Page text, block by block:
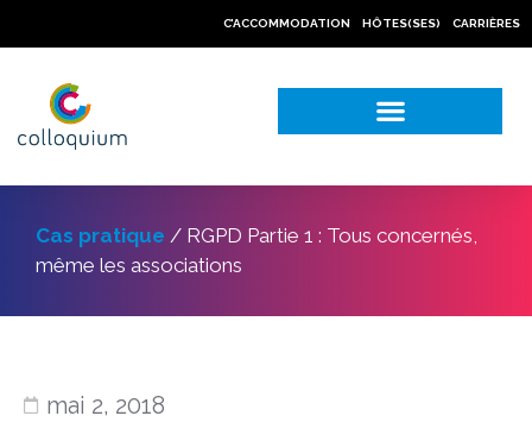
C’ACCOMMODATION HÔTES(SES) CARRIÈRES
Cas pratique / RGPD Partie 1 : Tous concernés,
même les associations
mai 2, 2018